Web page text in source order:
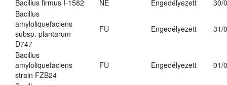
Bacillus firmus I-1582
NE Engedélyezett
30/
Bacillus
amyloliquefaciens
subsp. plantarum
D747
FU Engedélyezett 31/
Bacillus
amyloliquefaciens
strain FZB24
FU Engedélyezett 01/